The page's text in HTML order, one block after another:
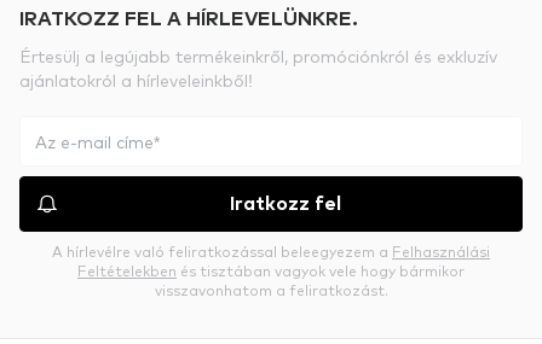
IRATKOZZ FEL A HÍRLEVELÜNKRE.
Értesülj a legújabb termékeinkről, promóciónkról és exkluzív
ajánlatokról a hírleveleinkből!
Iratkozz fel
A hírlevélre való feliratkozással beleegyezem a Felhasználási
Feltételekben és tisztában vagyok vele hogy bármikor
visszavonhatom a feliratkozást.